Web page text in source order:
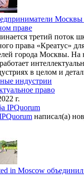
Москвы
праве
третий поток
права «Креатус»
города Москвы. На
в целом и
индустрии
право
г.
написал(а)
in Moscow